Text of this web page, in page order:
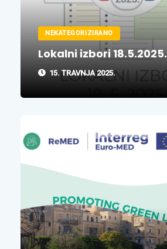
NEKATEGORIZIRANO
Lokalni izbori 18.5.2025.
15. TRAVNJA 2025.